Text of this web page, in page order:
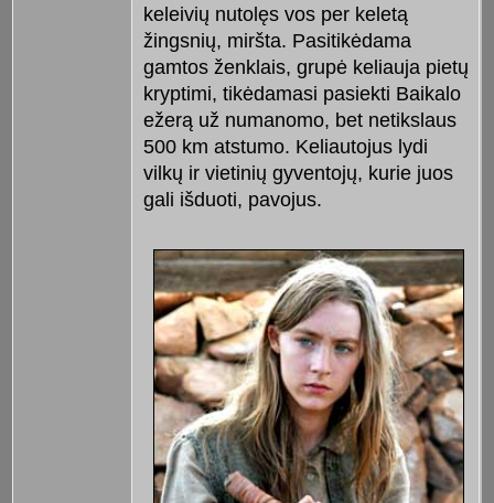
keleivių nutolęs vos per keletą
žingsnių, miršta. Pasitikėdama
gamtos ženklais, grupė keliauja pietų
kryptimi, tikėdamasi pasiekti Baikalo
ežerą už numanomo, bet netikslaus
500 km atstumo. Keliautojus lydi
vilkų ir vietinių gyventojų, kurie juos
gali išduoti, pavojus.